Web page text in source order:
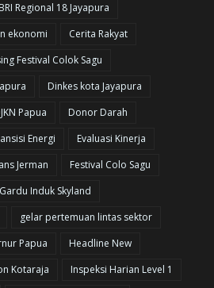
BRI Regional 18 Jayapura
ekonomi
Cerita Rakyat
Festival Colok Sagu
Dinkes kota Jayapura
Papua
Donor Darah
Energi
Evaluasi Kinerja
Jerman
Festival Colo Sagu
Gardu Induk Skyland
gelar pertemuan lintas sektor
Papua
Headline New
Kotaraja
Inspeksi Harian Level 1